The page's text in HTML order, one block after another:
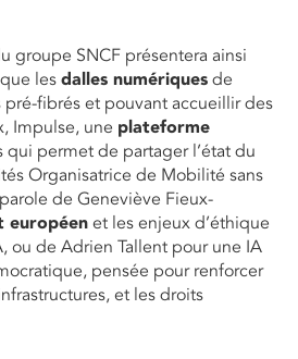
groupe SNCF présentera ainsi
lesdalles numériques de
pré-fibrés et pouvant accueillir des
Impulse, une plateforme
qui permet de partager l’état du
Organisatrice de Mobilité sans
de Geneviève Fieux-
européen et les enjeux d’éthique
ou de Adrien Tallent pour une IA
pensée pour renforcer
et les droits